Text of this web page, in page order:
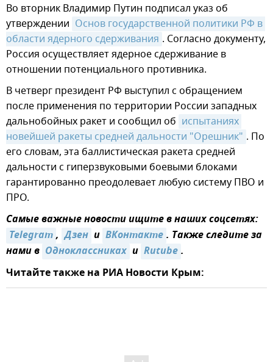
Во вторник Владимир Путин подписал указ об
утверждении Основ государственной политики РФ в
области ядерного сдерживания . Согласно документу,
Россия осуществляет ядерное сдерживание в
отношении потенциального противника.
В четверг президент РФ выступил с обращением
после применения по территории России западных
дальнобойных ракет и сообщил об испытаниях
новейшей ракеты средней дальности "Орешник" . По
его словам, эта баллистическая ракета средней
дальности с гиперзвуковыми боевыми блоками
гарантированно преодолевает любую систему ПВО и
ПРО.
Самые важные новости ищите в наших соцсетях:
Telegram, Дзен и ВКонтакте. Также следите за
нами в Одноклассниках и Rutube.
Читайте также на РИА Новости Крым: